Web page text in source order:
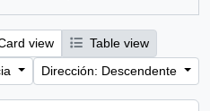
view
Table view
Dirección: Descendente